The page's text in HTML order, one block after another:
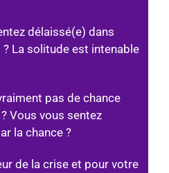
délaissé(e) dans
La solitude est intenable
pas de chance
Vous vous sentez
la chance ?
de la crise et pour votre